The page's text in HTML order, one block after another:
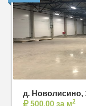
д. Новолисино,
500,00 за м2